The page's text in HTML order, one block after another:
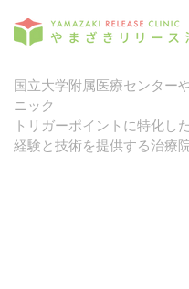
国立大学附属医療センター
ニック
トリガーポイントに特化し
経験と技術を提供する治療